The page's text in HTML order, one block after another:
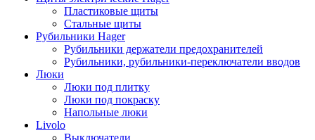
Пластиковые щиты
Стальные щиты
Рубильники Hager
Рубильники держатели предохранителей
Рубильники, рубильники-переключатели вводов
Люки
Люки под плитку
Люки под покраску
Напольные люки
Livolo
Выключатели